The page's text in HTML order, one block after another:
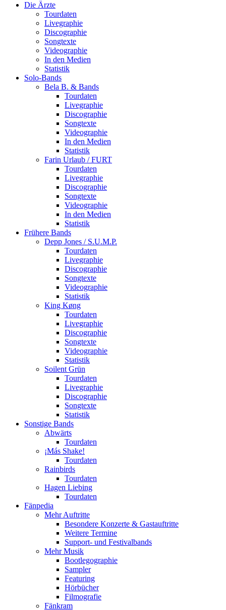
Die Ärzte
Tourdaten
Livegraphie
Discographie
Songtexte
Videographie
In den Medien
Statistik
Solo-Bands
Bela B. & Bands
Tourdaten
Livegraphie
Discographie
Songtexte
Videographie
In den Medien
Statistik
Farin Urlaub / FURT
Tourdaten
Livegraphie
Discographie
Songtexte
Videographie
In den Medien
Statistik
Frühere Bands
Depp Jones / S.U.M.P.
Tourdaten
Livegraphie
Discographie
Songtexte
Videographie
Statistik
King Køng
Tourdaten
Livegraphie
Discographie
Songtexte
Videographie
Statistik
Soilent Grün
Tourdaten
Livegraphie
Discographie
Songtexte
Statistik
Sonstige Bands
Abwärts
Tourdaten
¡Más Shake!
Tourdaten
Rainbirds
Tourdaten
Hagen Liebing
Tourdaten
Fänpedia
Mehr Auftritte
Besondere Konzerte & Gastauftritte
Weitere Termine
Support- und Festivalbands
Mehr Musik
Bootlegographie
Sampler
Featuring
Hörbücher
Filmografie
Fänkram